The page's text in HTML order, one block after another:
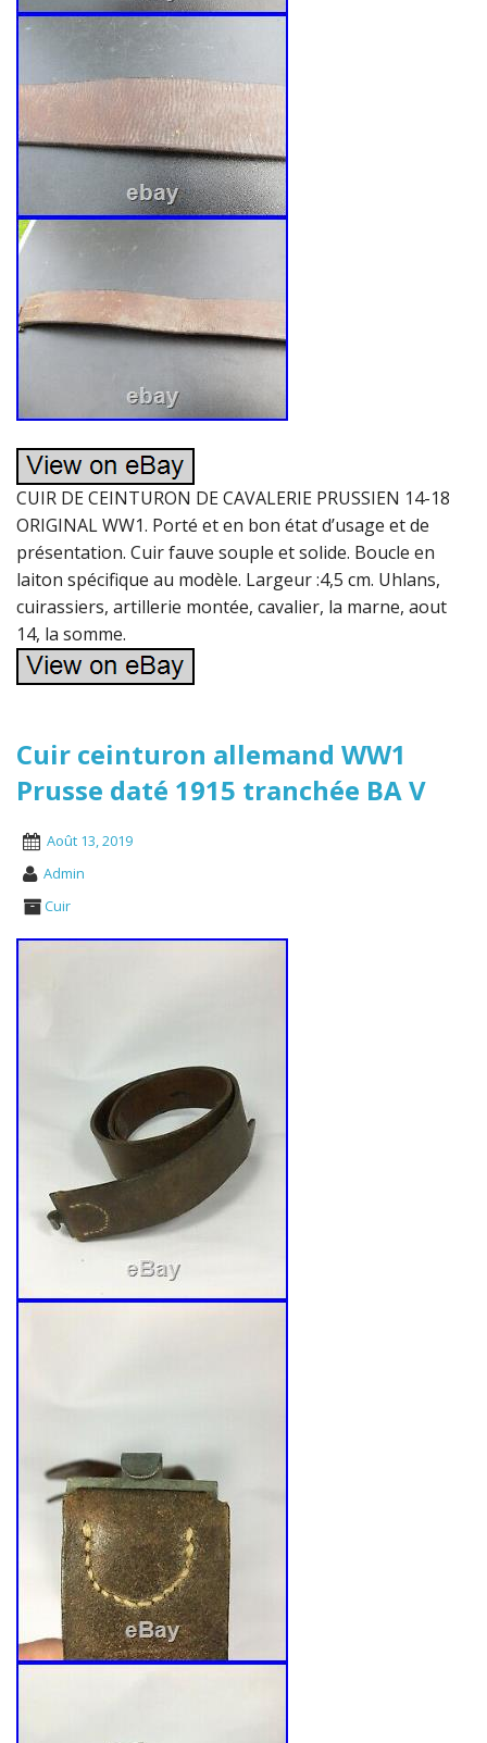
CUIR DE CEINTURON DE CAVALERIE PRUSSIEN 14-18
ORIGINAL WW1. Porté et en bon état d’usage et de
présentation. Cuir fauve souple et solide. Boucle en
laiton spécifique au modèle. Largeur :4,5 cm. Uhlans,
cuirassiers, artillerie montée, cavalier, la marne, aout
14, la somme.
Cuir ceinturon allemand WW1
Prusse daté 1915 tranchée BA V
Août 13, 2019
Admin
Cuir